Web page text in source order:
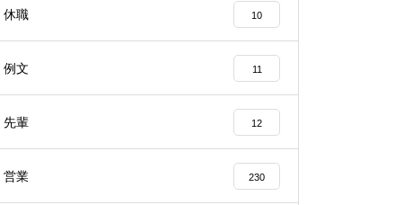
休職 10
例文 11
先輩 12
営業 230